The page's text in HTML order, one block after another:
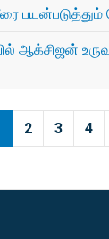
ஆக்சிஜன்
2 3 4